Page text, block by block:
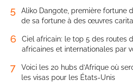
5
Aliko Dangote, première fortune
de sa fortune à des œuvres
6
Ciel africain: le top 5 des routes
africaines et internationales par
7
Voici les 20 hubs d’Afrique où
les visas pour les États-Unis